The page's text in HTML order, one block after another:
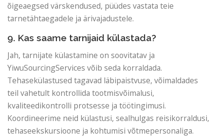
õigeaegsed värskendused, püüdes vastata teie
tarnetähtaegadele ja ärivajadustele.
9. Kas saame tarnijaid külastada?
Jah, tarnijate külastamine on soovitatav ja
YiwuSourcingServices võib seda korraldada.
Tehasekülastused tagavad läbipaistvuse, võimaldades
teil vahetult kontrollida tootmisvõimalusi,
kvaliteedikontrolli protsesse ja töötingimusi.
Koordineerime neid külastusi, sealhulgas reisikorraldusi,
tehaseekskursioone ja kohtumisi võtmepersonaliga.